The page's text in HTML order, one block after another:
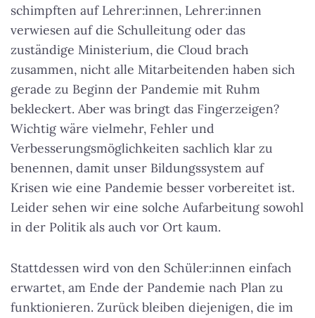
schimpften auf Lehrer:innen, Lehrer:innen
verwiesen auf die Schulleitung oder das
zuständige Ministerium, die Cloud brach
zusammen, nicht alle Mitarbeitenden haben sich
gerade zu Beginn der Pandemie mit Ruhm
bekleckert. Aber was bringt das Fingerzeigen?
Wichtig wäre vielmehr, Fehler und
Verbesserungsmöglichkeiten sachlich klar zu
benennen, damit unser Bildungssystem auf
Krisen wie eine Pandemie besser vorbereitet ist.
Leider sehen wir eine solche Aufarbeitung sowohl
in der Politik als auch vor Ort kaum.
Stattdessen wird von den Schüler:innen einfach
erwartet, am Ende der Pandemie nach Plan zu
funktionieren. Zurück bleiben diejenigen, die im